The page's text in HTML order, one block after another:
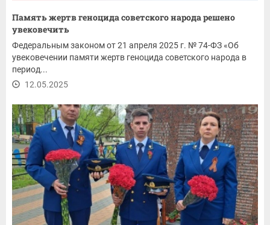
Память жертв геноцида советского народа решено
увековечить
Федеральным законом от 21 апреля 2025 г. № 74-ФЗ «Об
увековечении памяти жертв геноцида советского народа в
период...
12.05.2025